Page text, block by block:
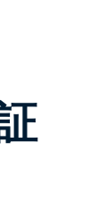
(Entra、
TLS（RadSec）
Foxpass API
デンテ